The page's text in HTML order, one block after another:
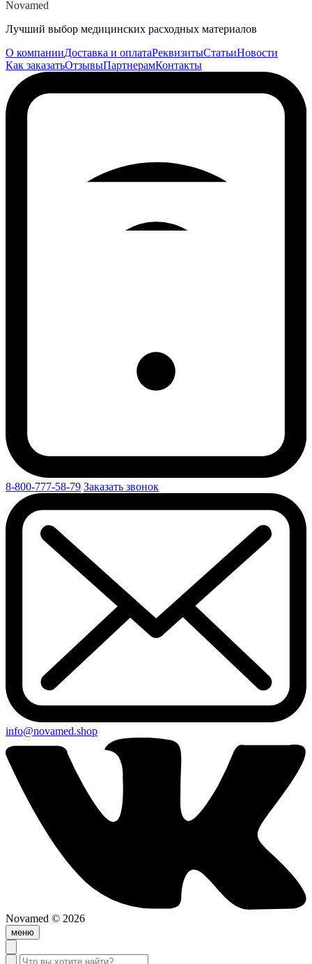
Novamed
Лучший выбор медицинских расходных материалов
О компанииДоставка и оплатаРеквизитыСтатьиНовости
Как заказатьОтзывыПартнерамКонтакты
8-800-777-58-79 Заказать звонок
info@novamed.shop
Novamed © 2026
меню